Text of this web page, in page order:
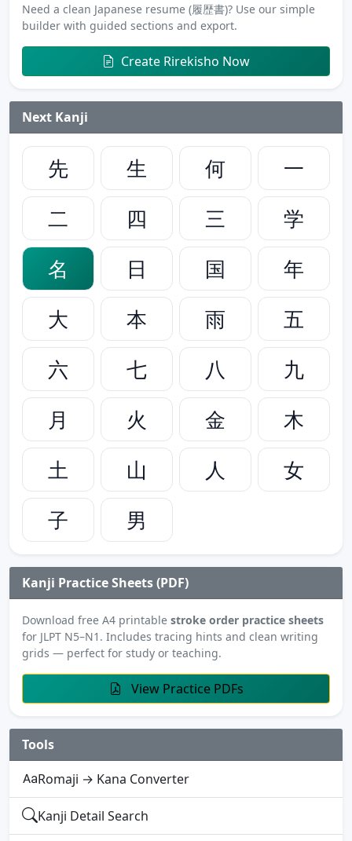
Need a clean Japanese resume (履歴書)? Use our simple
builder with guided sections and export.
Create Rirekisho Now
Next Kanji
先 生 何
一
二
四 三
学
名
日 国
年
大
本 雨
五
六
七 八
九
月
火 金
木
土
山 人
女
子
男
Kanji Practice Sheets (PDF)
Download free A4 printable stroke order practice sheets
for JLPT N5–N1. Includes tracing hints and clean writing
grids — perfect for study or teaching.
View Practice PDFs
Tools
Romaji → Kana Converter
Kanji Detail Search